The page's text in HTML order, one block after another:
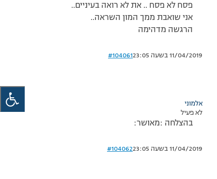
פסח לא פסח .. את לא רואה בעיניים..
אני שואבת ממך המון השראה..
הרגשה מדהימה
11/04/2019 בשעה 23:05 #104061
אלמוני
לא פעיל
בהצלחה :מאושר:
11/04/2019 בשעה 23:05 #104062